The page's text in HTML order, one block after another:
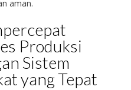
aman.
Produksi
Sistem
yang Tepat